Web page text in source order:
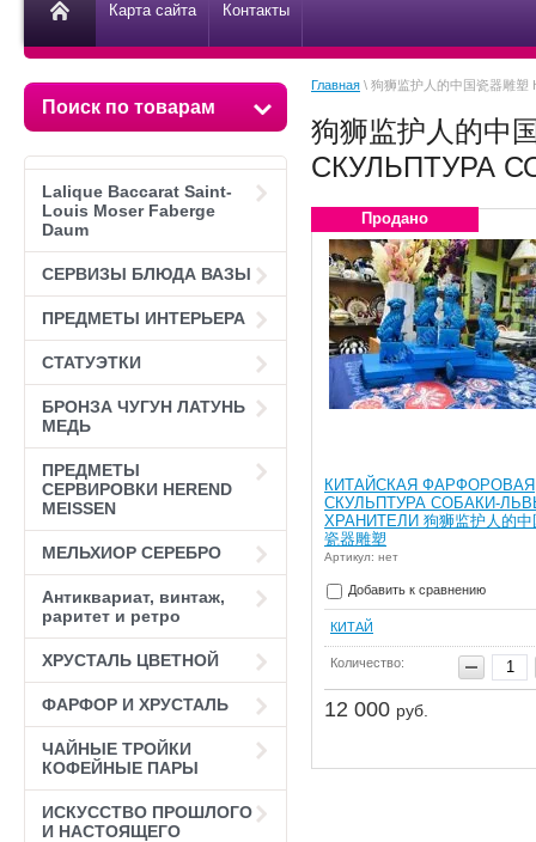
Карта сайта Контакты
Поиск по товарам
Lalique Baccarat Saint-
Louis Moser Faberge
Daum
СЕРВИЗЫ БЛЮДА ВАЗЫ
ПРЕДМЕТЫ ИНТЕРЬЕРА
СТАТУЭТКИ
БРОНЗА ЧУГУН ЛАТУНЬ
МЕДЬ
ПРЕДМЕТЫ
СЕРВИРОВКИ HEREND
MEISSEN
МЕЛЬХИОР СЕРЕБРО
Антиквариат, винтаж,
раритет и ретро
ХРУСТАЛЬ ЦВЕТНОЙ
ФАРФОР И ХРУСТАЛЬ
ЧАЙНЫЕ ТРОЙКИ
КОФЕЙНЫЕ ПАРЫ
ИСКУССТВО ПРОШЛОГО
И НАСТОЯЩЕГО
Главная \ 狗狮监护人的中国瓷器
狗狮监护人的
СКУЛЬПТУРА
Продано
КИТАЙСКАЯ ФАРФОРОВАЯ
СКУЛЬПТУРА СОБАКИ-
ХРАНИТЕЛИ 狗狮监护人的中
瓷器雕塑
Артикул: нет
Добавить к сравнению
КИТАЙ
Количество:
12 000 руб.